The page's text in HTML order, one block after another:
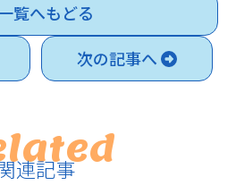
覧へもどる
次の記事へ
連記事